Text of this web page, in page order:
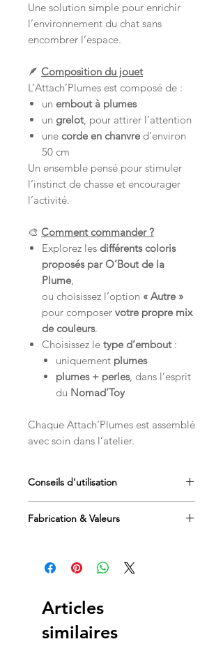
Une solution simple pour enrichir
l’environnement du chat sans
encombrer l’espace.
🪶 Composition du jouet
L’Attach’Plumes est composé de :
un embout à plumes
un grelot, pour attirer l’attention
une corde en chanvre d’environ
50 cm
Un ensemble pensé pour stimuler
l’instinct de chasse et encourager
l’activité.
🎨 Comment commander ?
Explorez les différents coloris
proposés par O’Bout de la
Plume,
ou choisissez l’option « Autre »
pour composer votre propre mix
de couleurs.
Choisissez le type d’embout:
uniquement plumes
plumes + perles, dans l’esprit
du Nomad’Toy
Chaque Attach’Plumes est assemblé
avec soin dans l’atelier.
Conseils d'utilisation
Idéal pour le jeu autonome ou
endommagé
Fabrication & Valeurs
Création signée
Plume
d’intérieur
Articles
similaires